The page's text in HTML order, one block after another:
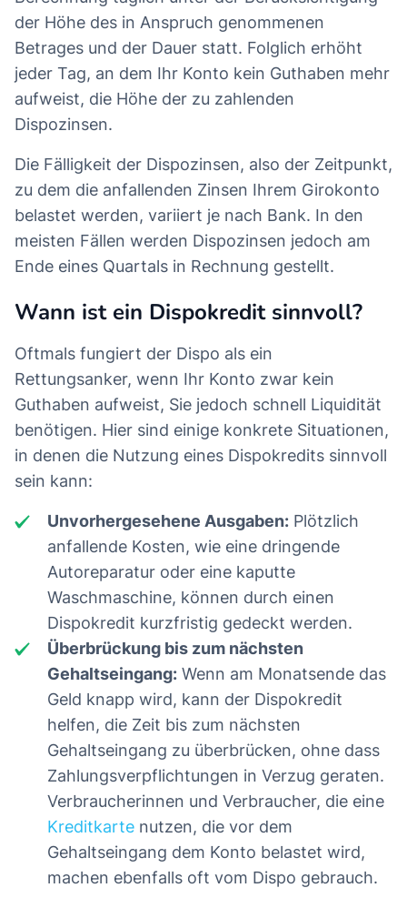
der Höhe des in Anspruch genommenen
Betrages und der Dauer statt. Folglich erhöht
jeder Tag, an dem Ihr Konto kein Guthaben mehr
aufweist, die Höhe der zu zahlenden
Dispozinsen.
Die Fälligkeit der Dispozinsen, also der Zeitpunkt,
zu dem die anfallenden Zinsen Ihrem Girokonto
belastet werden, variiert je nach Bank. In den
meisten Fällen werden Dispozinsen jedoch am
Ende eines Quartals in Rechnung gestellt.
Wann ist ein Dispokredit sinnvoll?
Oftmals fungiert der Dispo als ein
Rettungsanker, wenn Ihr Konto zwar kein
Guthaben aufweist, Sie jedoch schnell Liquidität
benötigen. Hier sind einige konkrete Situationen,
in denen die Nutzung eines Dispokredits sinnvoll
sein kann:
Unvorhergesehene Ausgaben: Plötzlich
anfallende Kosten, wie eine dringende
Autoreparatur oder eine kaputte
Waschmaschine, können durch einen
Dispokredit kurzfristig gedeckt werden.
Überbrückung bis zum nächsten
Gehaltseingang: Wenn am Monatsende das
Geld knapp wird, kann der Dispokredit
helfen, die Zeit bis zum nächsten
Gehaltseingang zu überbrücken, ohne dass
Zahlungsverpflichtungen in Verzug geraten.
Verbraucherinnen und Verbraucher, die eine
Kreditkarte nutzen, die vor dem
Gehaltseingang dem Konto belastet wird,
machen ebenfalls oft vom Dispo gebrauch.